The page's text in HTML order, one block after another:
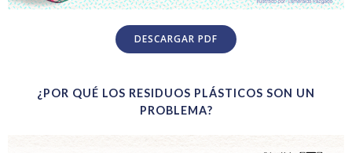
DESCARGAR PDF
¿POR QUÉ LOS RESIDUOS PLÁSTICOS SON UN
PROBLEMA?